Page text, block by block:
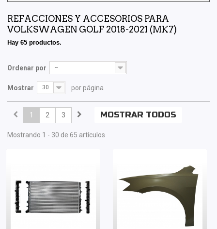
REFACCIONES Y ACCESORIOS PARA
VOLKSWAGEN GOLF 2018-2021 (MK7)
Hay 65 productos.
Ordenar por --
Mostrar 30 por página
MOSTRAR TODOS
1 2 3
Mostrando 1 - 30 de 65 artículos